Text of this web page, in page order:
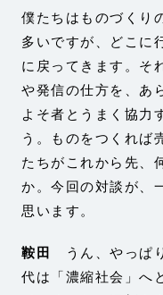
僕たちはものづくり
多いですが、どこに
に戻ってきます。そ
や発信の仕方を、あ
よそ者とうまく協力
う。ものをつくれば
たちがこれから先、
か。今回の対談が、
思います。
鞍田
うん、やっぱ
代は「濃縮社会」へ